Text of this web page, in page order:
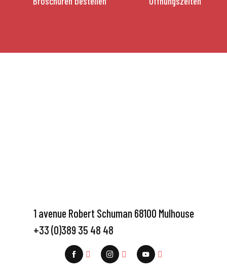
1 avenue Robert Schuman 68100 Mulhouse
+33 (0)389 35 48 48